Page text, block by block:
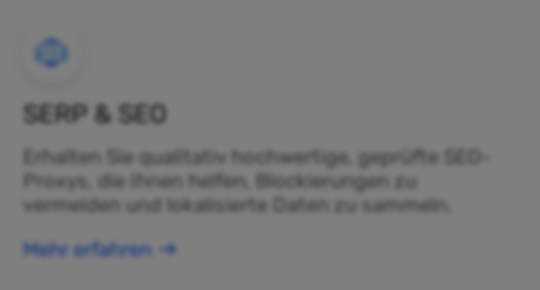
SERP & SEO
Erhalten Sie qualitativ hochwertige, geprüfte SEO-
Proxys, die Ihnen helfen, Blockierungen zu
vermeiden und lokalisierte Daten zu sammeln.
Mehr erfahren